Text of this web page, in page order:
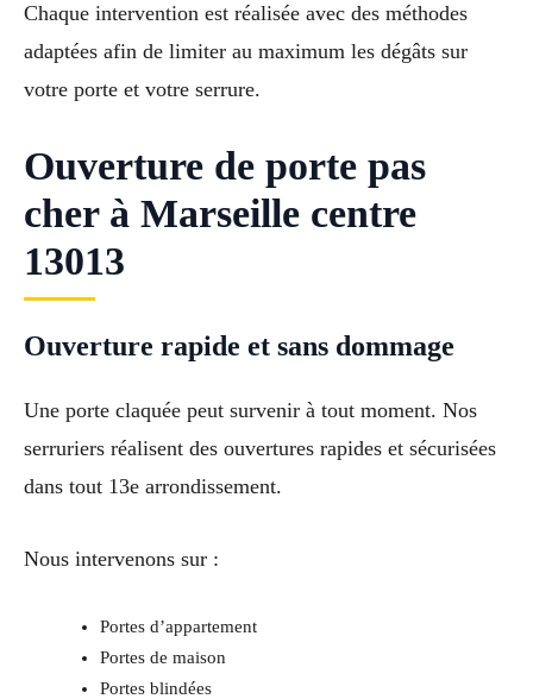
Chaque intervention est réalisée avec des méthodes
adaptées afin de limiter au maximum les dégâts sur
votre porte et votre serrure.
Ouverture de porte pas
cher à Marseille centre
13013
Ouverture rapide et sans dommage
Une porte claquée peut survenir à tout moment. Nos
serruriers réalisent des ouvertures rapides et sécurisées
dans tout 13e arrondissement.
Nous intervenons sur :
Portes d’appartement
Portes de maison
Portes blindées